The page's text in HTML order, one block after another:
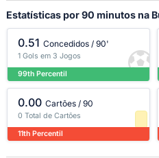
Estatísticas por 90 minutos na
0.51 Concedidos / 90'
1 Gols em 3 Jogos
99th Percentil
0.00 Cartões / 90
0 Total de Cartões
11th Percentil